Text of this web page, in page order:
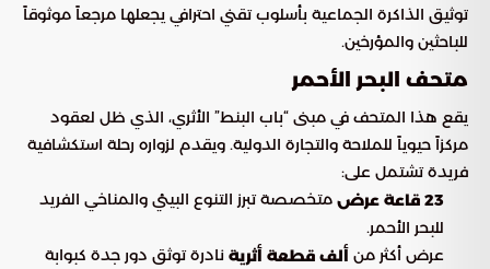
توثيق الذاكرة الجماعية بأسلوب تقني احترافي يجعلها مرجعاً موثوقاً
للباحثين والمؤرخين.
متحف البحر الأحمر
يقع هذا المتحف في مبنى “باب البنط” الأثري، الذي ظل لعقود
مركزاً حيوياً للملاحة والتجارة الدولية. ويقدم لزواره رحلة استكشافية
فريدة تشتمل على:
23 قاعة عرض
متخصصة تبرز التنوع البيئي والمناخي الفريد
للبحر الأحمر.
عرض أكثر من ألف قطعة أثرية نادرة توثق دور جدة كبوابة